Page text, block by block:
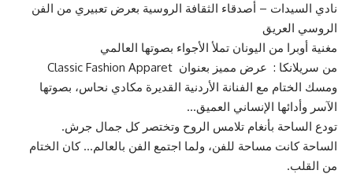
نادي السيدات – أصدقاء الثقافة الروسية بعرض تعبيري من الفن
الروسي العريق
مغنية أوبرا من اليونان تملأ الأجواء بصوتها العالمي
من سريلانكا : عرض مميز بعنوان Classic Fashion Apparet
ومسك الختام مع الفنانة الأردنية القديرة مكادي نحاس، بصوتها
الآسر وأدائها الإنساني العميق…
تودع الساحة بأنغام تلامس الروح وتختصر كل جمال جرش.
الساحة كانت مساحة للفن، ولما اجتمع الفن بالعالم… كان الختام
من القلب.